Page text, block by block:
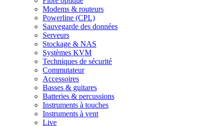
Modems & routeurs
Powerline (CPL)
Sauvegarde des données
Serveurs
Stockage & NAS
Systèmes KVM
Techniques de sécurité
Commutateur
Accessoires
Basses & guitares
Batteries & percussions
Instruments à touches
Instruments à vent
Live